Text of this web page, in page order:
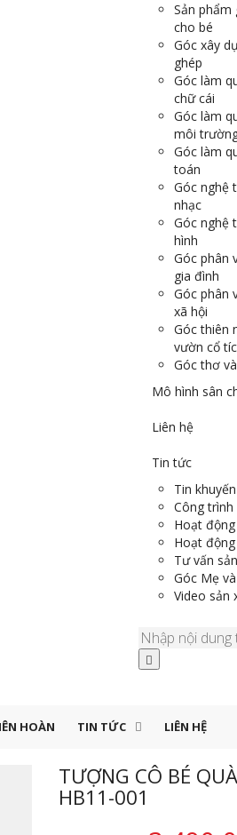
Sản
cho bé
Góc xây
ghép
Góc làm
chữ cái
Góc làm
môi
Góc làm
toán
Góc nghệ
nhạc
Góc nghệ
hình
Góc phân
gia đình
Góc phân
xã hội
Góc thiên
vườn cổ
Góc thơ
Mô hình sân
Liên hệ
Tin tức
Tin
Công trình
Hoạt
Hoạt
Tư vấn
Góc Mẹ
Video sản
HOÀN TIN TỨC
LIÊN HỆ
TƯỢNG CÔ BÉ
HB11-001